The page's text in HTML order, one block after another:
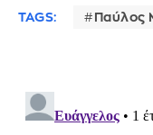
TAGS: Παύλος